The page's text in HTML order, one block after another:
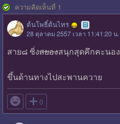
ความคิดเห็นที่ 1
ต้นโพธิ์ต้นไทร
28 ตุลาคม 2557 เวลา 11:41:20 น.
สาย๘ ซิ่งสยองสนุกสุดคึกคะนอง
ขึ้นด้านทางไปสะพานควาย
 0